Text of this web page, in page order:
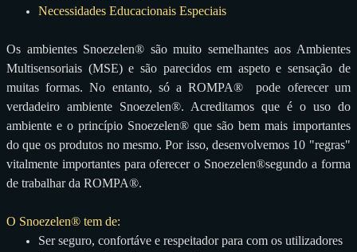
Necessidades Educacionais Especiais
Os ambientes Snoezelen® são muito semelhantes aos Ambientes
Multisensoriais (MSE) e são parecidos em aspeto e sensação de
muitas formas. No entanto, só a ROMPA® pode oferecer um
verdadeiro ambiente Snoezelen®. Acreditamos que é o uso do
ambiente e o princípio Snoezelen® que são bem mais importantes
do que os produtos no mesmo. Por isso, desenvolvemos 10 "regras"
vitalmente importantes para oferecer o Snoezelen®segundo a forma
de trabalhar da ROMPA®.
O Snoezelen® tem de:
Ser seguro, confortáve e respeitador para com os utilizadores